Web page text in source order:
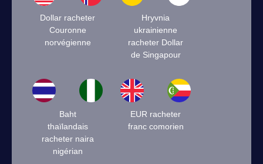
Dollar racheter
Couronne
norvégienne
Hryvnia
ukrainienne
racheter Dollar
de Singapour
Baht
thaïlandais
racheter naira
nigérian
EUR racheter
franc comorien